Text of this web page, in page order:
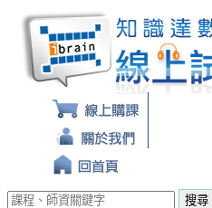
搜尋